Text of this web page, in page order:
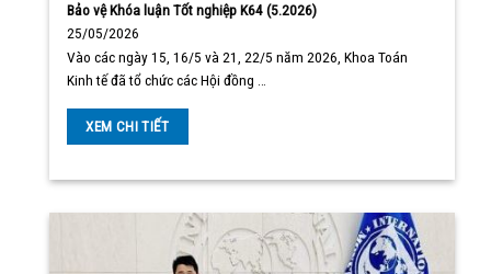
Bảo vệ Khóa luận Tốt nghiệp K64 (5.2026)
25/05/2026
Vào các ngày 15, 16/5 và 21, 22/5 năm 2026, Khoa Toán
Kinh tế đã tổ chức các Hội đồng …
XEM CHI TIẾT